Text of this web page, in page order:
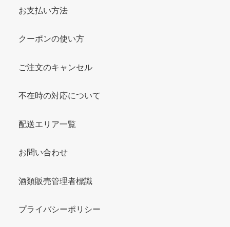
お支払い方法
クーポンの使い方
ご注文のキャンセル
不在時の対応について
配送エリア一覧
お問い合わせ
酒類販売管理者標識
プライバシーポリシー